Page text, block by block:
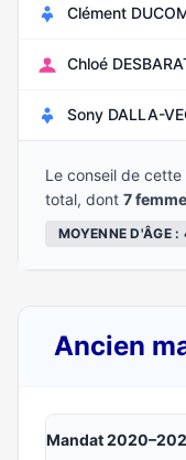
Clément
Chloé
Sony DALLA-
Le conseil de
total, dont 7
MOYENNE D'ÂGE
Ancien
Mandat